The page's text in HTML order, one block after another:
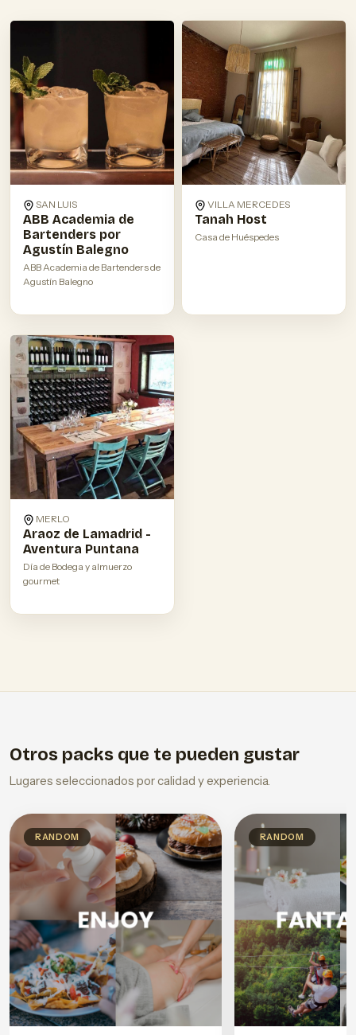
SAN LUIS
ABB Academia de
Bartenders por
Agustín Balegno
ABB Academia de Bartenders de
Agustín Balegno
VILLA MERCEDES
Tanah Host
Casa de Huéspedes
MERLO
Araoz de Lamadrid -
Aventura Puntana
Día de Bodega y almuerzo
gourmet
Otros packs que te pueden gustar
Lugares seleccionados por calidad y experiencia.
RANDOM RANDOM